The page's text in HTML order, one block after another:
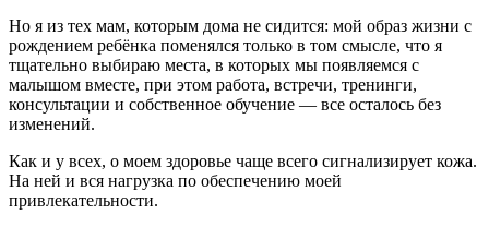
Но я из тех мам, которым дома не сидится: мой образ жизни с
рождением ребёнка поменялся только в том смысле, что я
тщательно выбираю места, в которых мы появляемся с
малышом вместе, при этом работа, встречи, тренинги,
консультации и собственное обучение — все осталось без
изменений.
Как и у всех, о моем здоровье чаще всего сигнализирует кожа.
На ней и вся нагрузка по обеспечению моей
привлекательности.